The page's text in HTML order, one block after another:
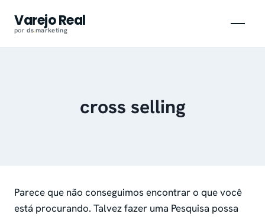
paraVarejo Real
pords.marketing
cross selling
Parece que não conseguimos encontrar o que você
está procurando. Talvez fazer uma Pesquisa possa